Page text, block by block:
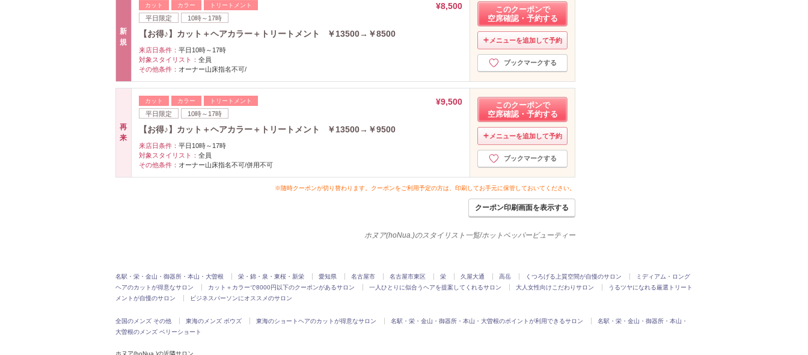
新
規
カット カラー トリートメント
平日限定 10時～17時
¥8,500
【お得♪】カット＋ヘアカラー＋トリートメント ￥13500→￥8500
来店日条件： 平日10時～17時
対象スタイリスト： 全員
その他条件： オーナー山床指名不可/
このクーポンで
空席確認・予約する
メニューを追加して予約
ブックマークする
再
来
カット カラー トリートメント
平日限定 10時～17時
¥9,500
【お得♪】カット＋ヘアカラー＋トリートメント ￥13500→￥9500
来店日条件： 平日10時～17時
対象スタイリスト： 全員
その他条件： オーナー山床指名不可/併用不可
このクーポンで
空席確認・予約する
メニューを追加して予約
ブックマークする
※随時クーポンが切り替わります。クーポンをご利用予定の方は、印刷してお手元に保管しておいてください。
クーポン印刷画面を表示する
ホヌア(hoNua.)のスタイリスト一覧/ホットペッパービューティー
名駅・栄・金山・御器所・本山・大曽根 栄・錦・泉・東桜・新栄 愛知県 名古屋市 名古屋市東区 栄 久屋大通 高岳 くつろげる上質空間が自慢のサロン
ミディアム・ロング
ヘアのカットが得意なサロン
カット＋カラーで8000円以下のクーポンがあるサロン 一人ひとりに似合うヘアを提案してくれるサロン 大人女性向けこだわりサロン
うるツヤになれる厳選トリート
メントが自慢のサロン
ビジネスパーソンにオススメのサロン
全国のメンズ その他 東海のメンズ ボウズ 東海のショートヘアのカットが得意なサロン 名駅・栄・金山・御器所・本山・大曽根のポイントが利用できるサロン
名駅・栄・金山・御器所・本山・
大曽根のメンズ ベリーショート
ホヌア(hoNua.)の近隣サロン